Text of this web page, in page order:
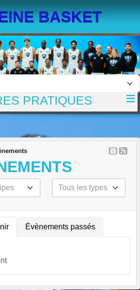
BASKET
PRATIQUES
Évènements passés